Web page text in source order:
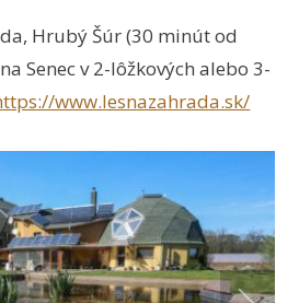
Hrubý Šúr (30 minút od
Senec v 2-lôžkových alebo 3-
www.lesnazahrada.sk/